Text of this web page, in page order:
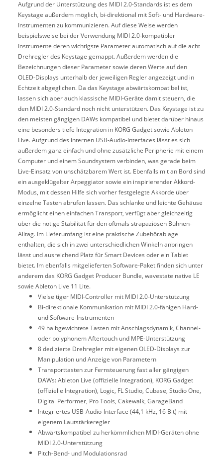
Aufgrund der Unterstützung des MIDI 2.0-Standards ist es dem
Keystage außerdem möglich, bi-direktional mit Soft- und Hardware-
Instrumenten zu kommunizieren. Auf diese Weise werden
beispielsweise bei der Verwendung MIDI 2.0-kompatibler
Instrumente deren wichtigste Parameter automatisch auf die acht
Drehregler des Keystage gemappt. Außerdem werden die
Bezeichnungen dieser Parameter sowie deren Werte auf den
OLED-Displays unterhalb der jeweiligen Regler angezeigt und in
Echtzeit abgeglichen. Da das Keystage abwärtskompatibel ist,
lassen sich aber auch klassische MIDI-Geräte damit steuern, die
den MIDI 2.0-Standard noch nicht unterstützen. Das Keystage ist zu
den meisten gängigen DAWs kompatibel und bietet darüber hinaus
eine besonders tiefe Integration in KORG Gadget sowie Ableton
Live. Aufgrund des internen USB-Audio-Interfaces lässt es sich
außerdem ganz einfach und ohne zusätzliche Peripherie mit einem
Computer und einem Soundsystem verbinden, was gerade beim
Live-Einsatz von unschätzbarem Wert ist. Ebenfalls mit an Bord sind
ein ausgeklügelter Arpeggiator sowie ein inspirierender Akkord-
Modus, mit dessen Hilfe sich vorher festgelegte Akkorde über
einzelne Tasten abrufen lassen. Das schlanke und leichte Gehäuse
ermöglicht einen einfachen Transport, verfügt aber gleichzeitig
über die nötige Stabilität für den oftmals strapaziösen Bühnen-
Alltag. Im Lieferumfang ist eine praktische Zubehörablage
enthalten, die sich in zwei unterschiedlichen Winkeln anbringen
lässt und ausreichend Platz für Smart Devices oder ein Tablet
bietet. Im ebenfalls mitgelieferten Software-Paket finden sich unter
anderem das KORG Gadget Producer Bundle, wavestate native LE
sowie Ableton Live 11 Lite.
Vielseitiger MIDI-Controller mit MIDI 2.0-Unterstützung
Bi-direktionale Kommunikation mit MIDI 2.0-fähigen Hard-
und Software-Instrumenten
49 halbgewichtete Tasten mit Anschlagsdynamik, Channel-
oder polyphonem Aftertouch und MPE-Unterstützung
8 dedizierte Drehregler mit eigenen OLED-Displays zur
Manipulation und Anzeige von Parametern
Transporttasten zur Fernsteuerung fast aller gängigen
DAWs: Ableton Live (offizielle Integration), KORG Gadget
(offizielle Integration), Logic, FL Studio, Cubase, Studio One,
Digital Performer, Pro Tools, Cakewalk, GarageBand
Integriertes USB-Audio-Interface (44,1 kHz, 16 Bit) mit
eigenem Lautstärkeregler
Abwärtskompatibel zu herkömmlichen MIDI-Geräten ohne
MIDI 2.0-Unterstützung
Pitch-Bend- und Modulationsrad